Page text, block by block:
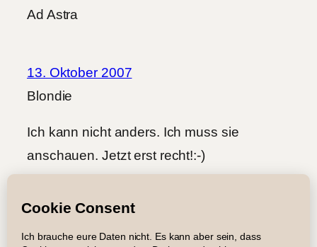
Ad Astra
13. Oktober 2007
Blondie
Ich kann nicht anders. Ich muss sie
anschauen. Jetzt erst recht!:-)